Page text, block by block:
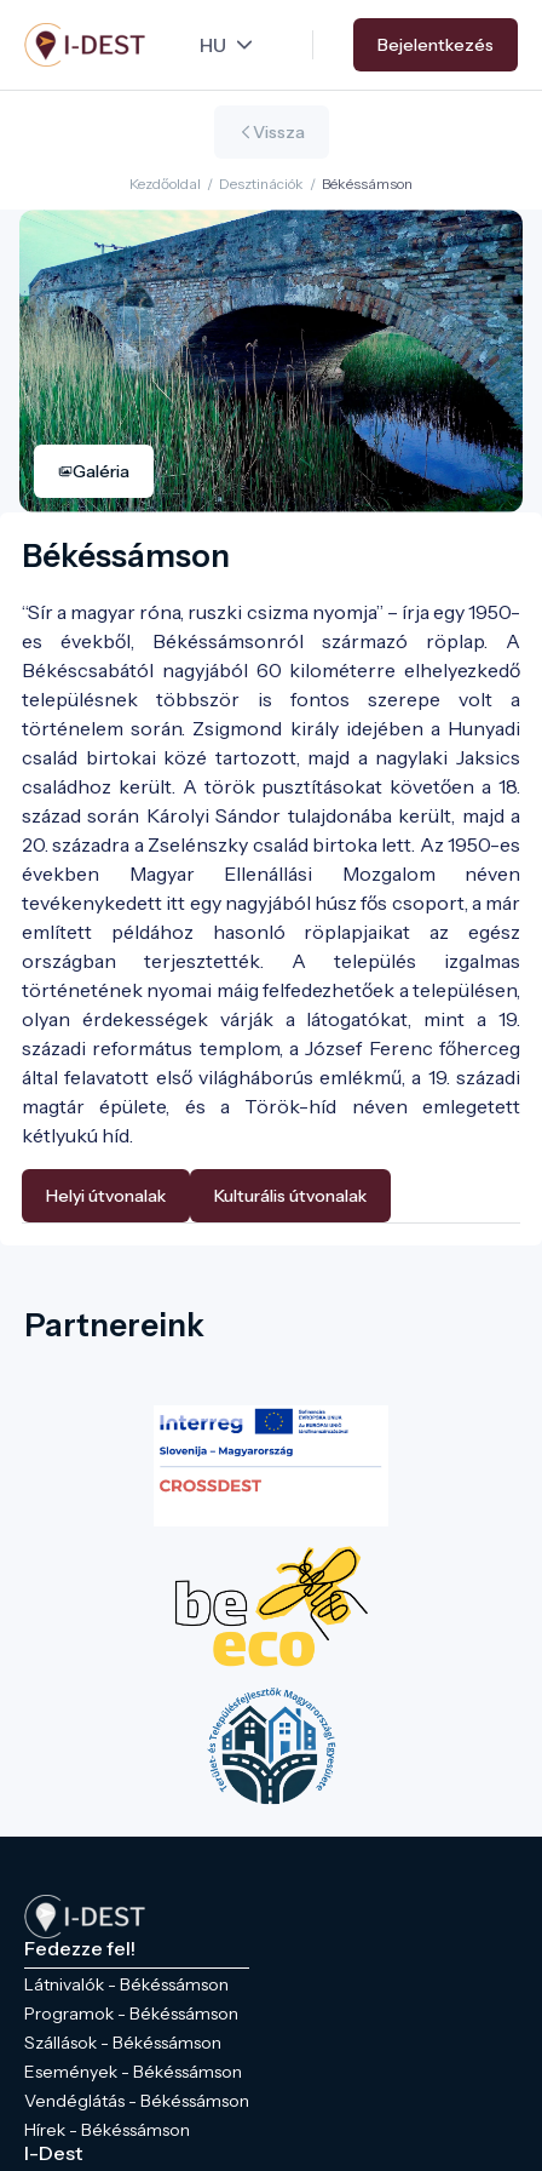
Ugrás
a
tartalomra
Bejelentkezés
Vissza
Kezdőoldal / Desztinációk / Békéssámson
Galéria
Békéssámson
“Sír a magyar róna, ruszki csizma nyomja” – írja egy 1950-
es évekből, Békéssámsonról származó röplap. A
Békéscsabától nagyjából 60 kilométerre elhelyezkedő
településnek többször is fontos szerepe volt a
történelem során. Zsigmond király idejében a Hunyadi
család birtokai közé tartozott, majd a nagylaki Jaksics
családhoz került. A török pusztításokat követően a 18.
század során Károlyi Sándor tulajdonába került, majd a
20. századra a Zselénszky család birtoka lett. Az 1950-es
években Magyar Ellenállási Mozgalom néven
tevékenykedett itt egy nagyjából húsz fős csoport, a már
említett példához hasonló röplapjaikat az egész
országban terjesztették. A település izgalmas
történetének nyomai máig felfedezhetőek a településen,
olyan érdekességek várják a látogatókat, mint a 19.
századi református templom, a József Ferenc főherceg
által felavatott első világháborús emlékmű, a 19. századi
magtár épülete, és a Török-híd néven emlegetett
kétlyukú híd.
Helyi útvonalak Kulturális útvonalak
Partnereink
Fedezze fel!
Látnivalók - Békéssámson
Programok - Békéssámson
Szállások - Békéssámson
Események - Békéssámson
Vendéglátás - Békéssámson
Hírek - Békéssámson
I-Dest